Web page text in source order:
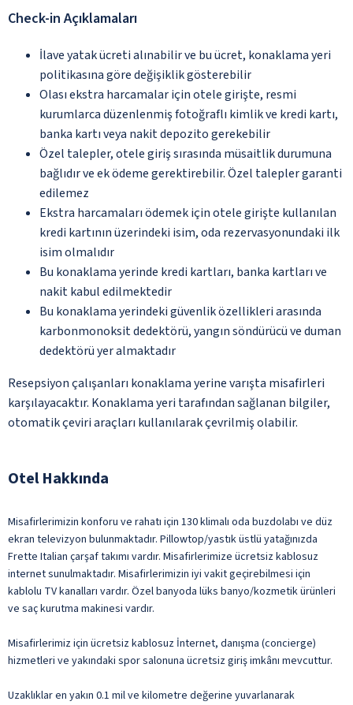
Check-in Açıklamaları
İlave yatak ücreti alınabilir ve bu ücret, konaklama yeri
politikasına göre değişiklik gösterebilir
Olası ekstra harcamalar için otele girişte, resmi
kurumlarca düzenlenmiş fotoğraflı kimlik ve kredi kartı,
banka kartı veya nakit depozito gerekebilir
Özel talepler, otele giriş sırasında müsaitlik durumuna
bağlıdır ve ek ödeme gerektirebilir. Özel talepler garanti
edilemez
Ekstra harcamaları ödemek için otele girişte kullanılan
kredi kartının üzerindeki isim, oda rezervasyonundaki ilk
isim olmalıdır
Bu konaklama yerinde kredi kartları, banka kartları ve
nakit kabul edilmektedir
Bu konaklama yerindeki güvenlik özellikleri arasında
karbonmonoksit dedektörü, yangın söndürücü ve duman
dedektörü yer almaktadır
Resepsiyon çalışanları konaklama yerine varışta misafirleri
karşılayacaktır. Konaklama yeri tarafından sağlanan bilgiler,
otomatik çeviri araçları kullanılarak çevrilmiş olabilir.
Otel Hakkında
Misafirlerimizin konforu ve rahatı için 130 klimalı oda buzdolabı ve düz
ekran televizyon bulunmaktadır. Pillowtop/yastık üstlü yatağınızda
Frette Italian çarşaf takımı vardır. Misafirlerimize ücretsiz kablosuz
internet sunulmaktadır. Misafirlerimizin iyi vakit geçirebilmesi için
kablolu TV kanalları vardır. Özel banyoda lüks banyo/kozmetik ürünleri
ve saç kurutma makinesi vardır.
Misafirlerimiz için ücretsiz kablosuz İnternet, danışma (concierge)
hizmetleri ve yakındaki spor salonuna ücretsiz giriş imkânı mevcuttur.
Uzaklıklar en yakın 0.1 mil ve kilometre değerine yuvarlanarak